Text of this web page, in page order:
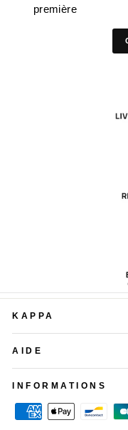
première
KAPPA
AIDE
INFORMATIONS